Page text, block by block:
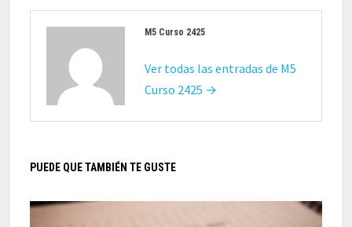
M5 Curso 2425
Ver todas las entradas de M5
Curso 2425 →
PUEDE QUE TAMBIÉN TE GUSTE